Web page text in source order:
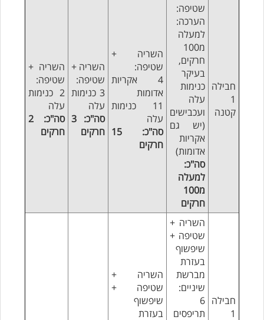
חבילה
1
קטנה
שטיפה:
הערכה:
למעלה
מ100
חרקים,
בעיקר
כנימות
עלה
ועכבישים
(יש גם
אקריות
אדומות)
סה"כ:
למעלה
מ100
חרקים
השריה +
שטיפה:
4 אקריות
אדומות
11 כנימות
עלה
סה"כ: 15
חרקים
השריה +
שטיפה:
3 כנימות
עלה
סה"כ: 3
חרקים
השריה +
שטיפה:
2 כנימות
עלה
סה"כ: 2
חרקים
חבילה
1
השריה +
שטיפה +
שיפשוף
בעזרת
מברשת
שיניים:
6
תריפסים
השריה +
שטיפה +
שיפשוף
בעזרת